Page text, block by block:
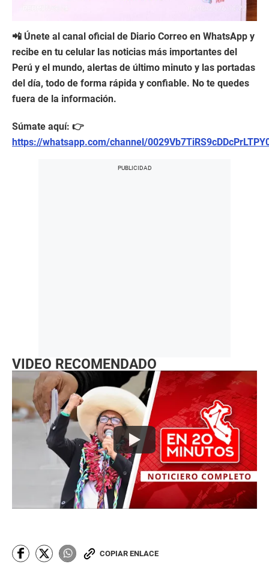
📲 Únete al canal oficial de Diario Correo en WhatsApp y
recibe en tu celular las noticias más importantes del
Perú y el mundo, alertas de último minuto y las portadas
del día, todo de forma rápida y confiable. No te quedes
fuera de la información.
Súmate aquí: 👉
https://whatsapp.com/channel/
VIDEO RECOMENDADO
COPIAR ENLACE